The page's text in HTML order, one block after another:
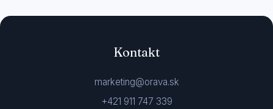
Kontakt
marketing@orava.sk
+421 911 747 339